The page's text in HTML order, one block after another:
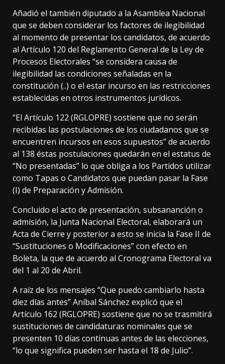
Añadió el también diputado a la Asamblea Nacional
que se deben considerar los factores de ilegibilidad
al momento de presentar los candidatos, de acuerdo
al Artículo 120 del Reglamento General de la Ley de
Procesos Electorales “se considera causa de
ilegibilidad las condiciones señaladas en la
constitución (..) o el estar incurso en las restricciones
establecidas en otros instrumentos jurídicos.
“El Artículo 122 (RGLOPRE) sostiene que no serán
recibidas las postulaciones de los ciudadanos que se
encuentren incursos en esos supuestos” de acuerdo
al 138 éstas postulaciones quedarán en el estatus de
“No presentadas” lo que obliga a los Partidos utilizar
como Tapas o Candidatos que puedan pasar la Fase
(I) de Preparación y Admisión.
Concluido el acto de presentación, subsananción o
admisión, la Junta Nacional Electoral, elaborará un
Acta de Cierre y posterior a esto se inicia la Fase II de
“Sustituciones o Modificaciones” con efecto en
Boleta, la que de acuerdo al Cronograma Electoral va
del 1 al 20 de Abril.
A raíz de los mensajes “Que puedo cambiarlo hasta
diez días antes” Aníbal Sánchez explicó que el
Artículo 162 (RGLOPRE) sostiene que no se trasmitirá
sustituciones de candidaturas nominales que se
presenten 10 días continuas antes de las elecciones,
“lo que significa pueden ser hasta el 18 de Julio”.